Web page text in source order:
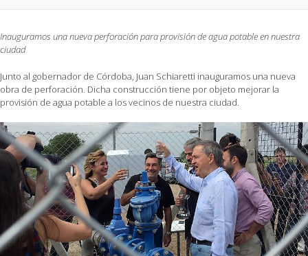
Inauguramos una nueva perforación para provisión de agua potable en nuestra
ciudad
Junto al gobernador de Córdoba, Juan Schiaretti inauguramos una nueva
obra de perforación. Dicha construcción tiene por objeto mejorar la
provisión de agua potable a los vecinos de nuestra ciudad.